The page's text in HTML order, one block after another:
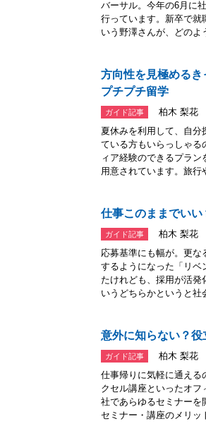
バーサル。今年の6月に
行っています。新卒で就
いう野澤さんが、どの
方向性を見極める
プチプチ留学
ガイド記事
柏木 梨花
夏休みを利用して、自
ている方もいらっしゃる
ィア経験のできるプラ
用意されています。旅
仕事このままでいい
ガイド記事
柏木 梨花
応募基準にも幅が。更
するようになった「リベ
たけれども、採用が活発
いうどちらかというと社
意外に知らない？
ガイド記事
柏木 梨花
仕事帰りに気軽に通える
クセル講座といったオ
社であらゆるセミナーを
セミナー・講座のメリ